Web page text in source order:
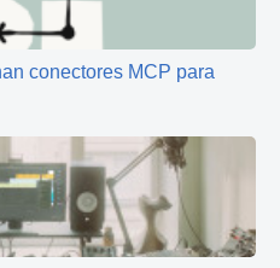
conectores MCP para